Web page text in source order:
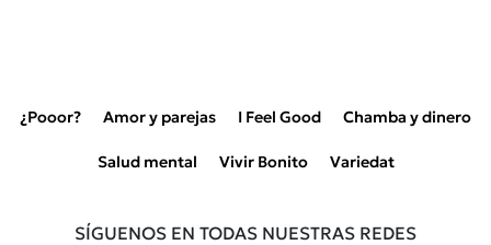
¿Pooor? Amor y parejas I Feel Good Chamba y dinero
Salud mental Vivir Bonito Variedat
SÍGUENOS EN TODAS NUESTRAS REDES